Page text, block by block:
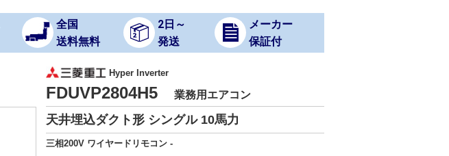
全国
送料無料
2日～
発送
メーカー
保証付
Hyper Inverter
FDUVP2804H5 業務用エアコン
天井埋込ダクト形 シングル 10馬力
三相200V ワイヤードリモコン -